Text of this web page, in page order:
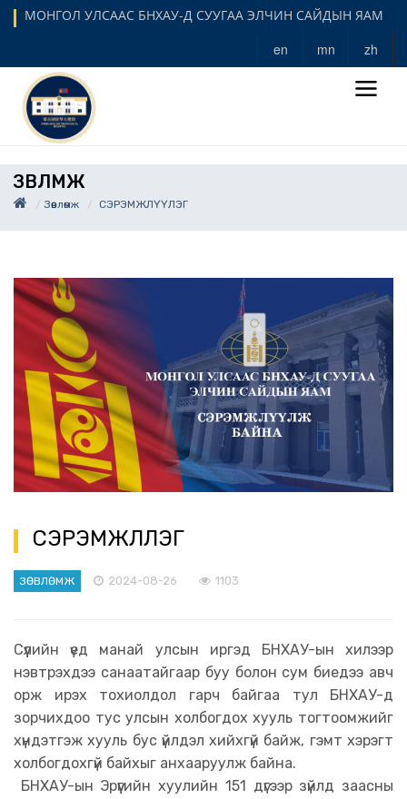
МОНГОЛ УЛСААС БНХАУ-Д СУУГАА ЭЛЧИН САЙДЫН ЯАМ
en mn zh
ЗӨВЛӨМЖ
Зөвлөмж СЭРЭМЖЛҮҮЛЭГ
СЭРЭМЖЛҮҮЛЭГ
ЗӨВЛӨМЖ 2024-08-26 1103
Сүүлийн үед манай улсын иргэд БНХАУ-ын хилээр
нэвтрэхдээ санаатайгаар буу болон сум биедээ авч
орж ирэх тохиолдол гарч байгаа тул БНХАУ-д
зорчихдоо тус улсын холбогдох хууль тогтоомжийг
хүндэтгэж хууль бус үйлдэл хийхгүй байж, гэмт хэрэгт
холбогдохгүй байхыг анхааруулж байна.
БНХАУ-ын Эрүүгийн хуулийн 151 дүгээр зүйлд заасны